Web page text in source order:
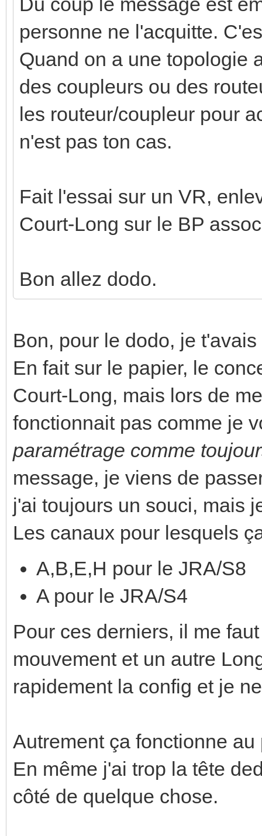
personne ne l'acquitte.
Quand on a une topologie
des coupleurs ou des
les routeur/coupleur pour
n'est pas ton cas.
Fait l'essai sur un VR,
Court-Long sur le BP
Bon allez dodo.
Bon, pour le dodo, je
En fait sur le papier, le
Court-Long, mais lors de
fonctionnait pas comme je
paramétrage comme
message, je viens de
j'ai toujours un souci, mais
Les canaux pour lesquels
A,B,E,H pour le JRA/S8
A pour le JRA/S4
Pour ces derniers, il me
mouvement et un autre
rapidement la config et je
Autrement ça fonctionne
En même j'ai trop la tête
côté de quelque chose.